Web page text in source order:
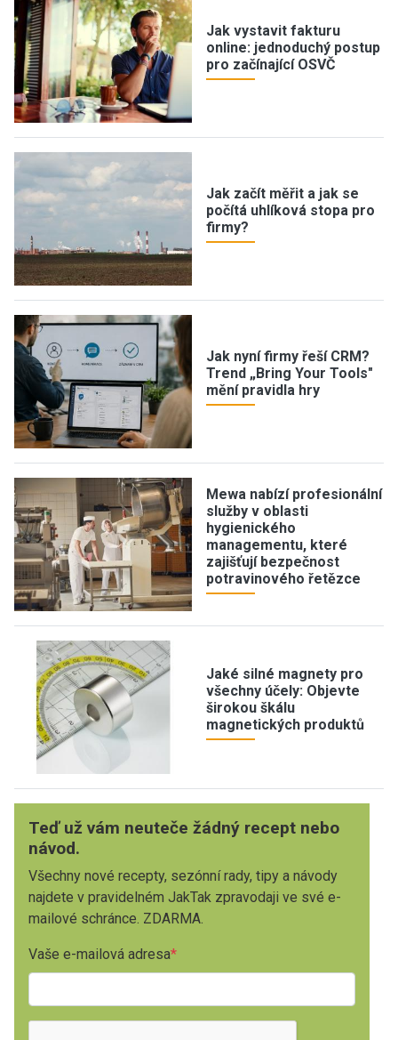
Jak vystavit fakturu
online: jednoduchý postup
pro začínající OSVČ
Jak začít měřit a jak se
počítá uhlíková stopa pro
firmy?
Jak nyní firmy řeší CRM?
Trend „Bring Your Tools"
mění pravidla hry
Mewa nabízí profesionální
služby v oblasti
hygienického
managementu, které
zajišťují bezpečnost
potravinového řetězce
Jaké silné magnety pro
všechny účely: Objevte
širokou škálu
magnetických produktů
Teď už vám neuteče žádný recept nebo
návod.
Všechny nové recepty, sezónní rady, tipy a návody
najdete v pravidelném JakTak zpravodaji ve své e-
mailové schránce. ZDARMA.
Vaše e-mailová adresa